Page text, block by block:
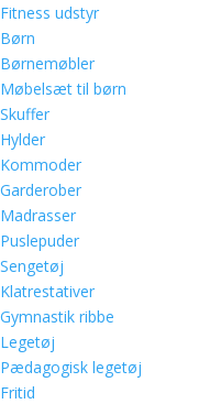
Fitness udstyr
Børn
Børnemøbler
Møbelsæt til børn
Skuffer
Hylder
Kommoder
Garderober
Madrasser
Puslepuder
Sengetøj
Klatrestativer
Gymnastik ribbe
Legetøj
Pædagogisk legetøj
Fritid